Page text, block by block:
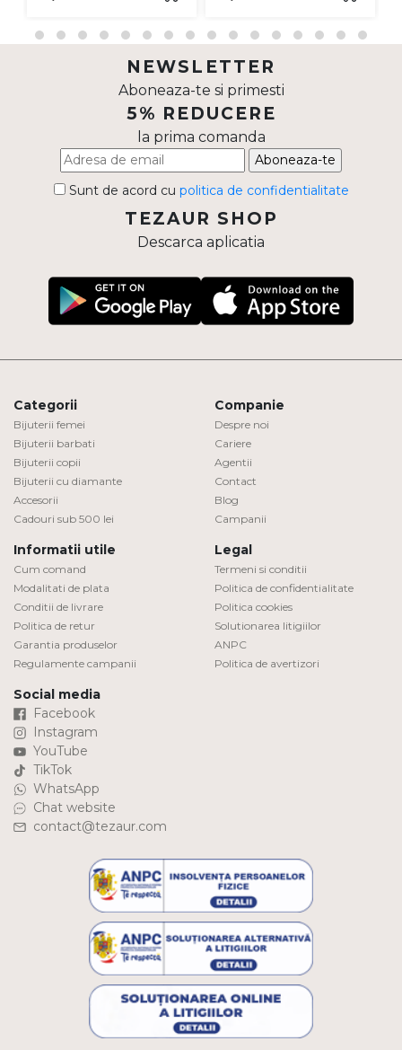
NEWSLETTER
Aboneaza-te si primesti
5% REDUCERE
la prima comanda
Aboneaza-te
Sunt de acord cu politica de confidentialitate
TEZAUR SHOP
Descarca aplicatia
Categorii
Bijuterii femei
Bijuterii barbati
Bijuterii copii
Bijuterii cu diamante
Accesorii
Cadouri sub 500 lei
Companie
Despre noi
Cariere
Agentii
Contact
Blog
Campanii
Informatii utile
Cum comand
Modalitati de plata
Conditii de livrare
Politica de retur
Garantia produselor
Regulamente campanii
Legal
Termeni si conditii
Politica de confidentialitate
Politica cookies
Solutionarea litigiilor
ANPC
Politica de avertizori
Social media
Facebook
Instagram
YouTube
TikTok
WhatsApp
Chat website
contact@tezaur.com